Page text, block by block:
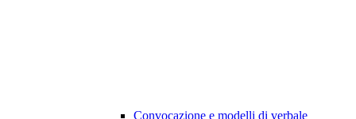
Convocazione e modelli di verbale